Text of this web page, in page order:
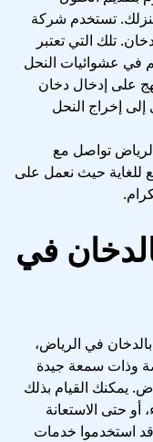
تستخدم شركة
تلك التي تعتبر
في عشوائيات النحل
على إدخال دخان
إخراج النحل
تواصل مع
حيث نعمل على
في
في الرياض،
وذات سمعة جيدة
يمكنك القيام بذلك
أو حتى الاستعانة
استخدموا خدمات